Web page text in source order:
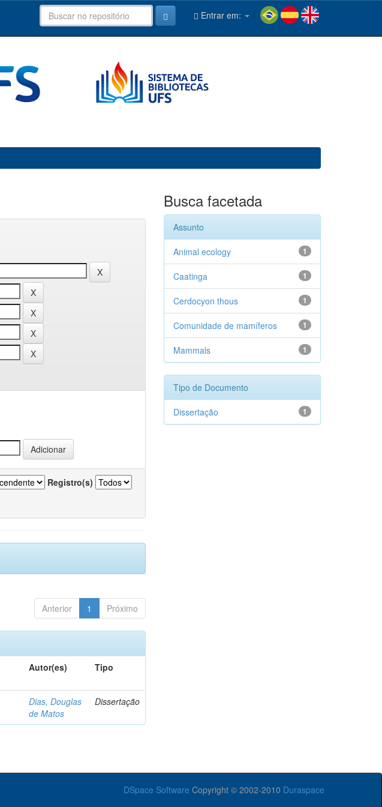
Entrar em:
Registro(s)
Anterior 1 Próximo
Autor(es) Tipo
Dias, Douglas
de Matos
Dissertação
Busca facetada
Assunto
1
Animal ecology
1
Caatinga
1
Cerdocyon thous
1
Comunidade de mamíferos
1
Mammals
Tipo de Documento
1
Dissertação
DSpace Software Copyright © 2002-2010 Duraspace